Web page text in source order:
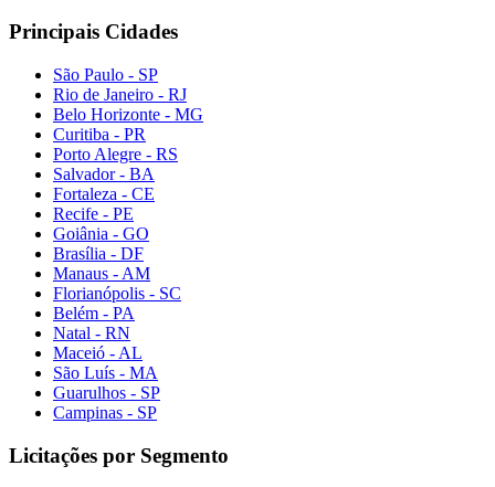
Principais Cidades
São Paulo - SP
Rio de Janeiro - RJ
Belo Horizonte - MG
Curitiba - PR
Porto Alegre - RS
Salvador - BA
Fortaleza - CE
Recife - PE
Goiânia - GO
Brasília - DF
Manaus - AM
Florianópolis - SC
Belém - PA
Natal - RN
Maceió - AL
São Luís - MA
Guarulhos - SP
Campinas - SP
Licitações por Segmento